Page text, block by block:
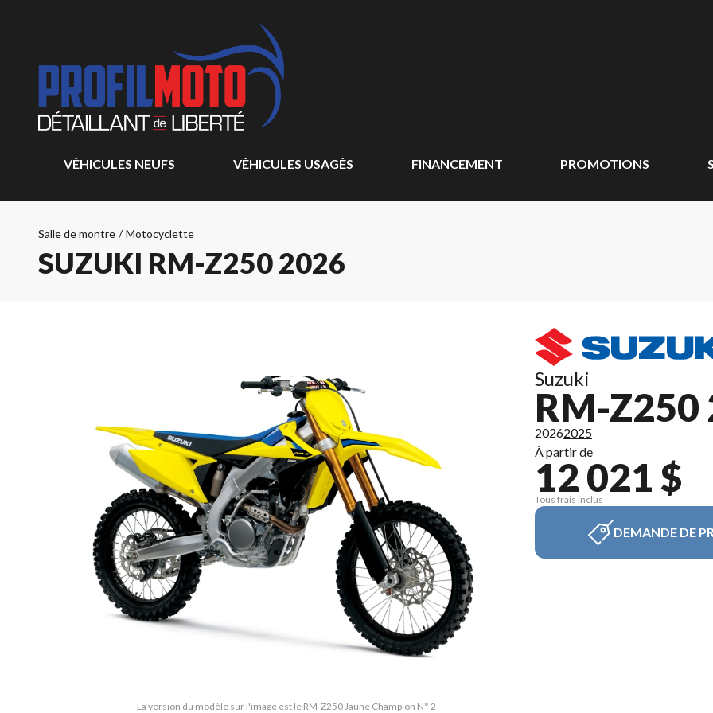
VÉHICULES NEUFS VÉHICULES USAGÉS FINANCEMENT PROMOTIONS
Salle de montre / Motocyclette
SUZUKI RM-Z250 2026
La version du modèle sur l'image est le RM-Z250 Jaune Champion N° 2
Suzuki
RM-Z250
20262025
À partir de
12 021 $
Tous frais inclus
DEMANDE DE